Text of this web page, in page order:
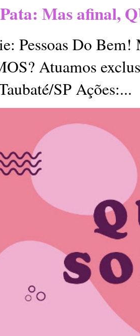
Mas afinal,
Pessoas Do
Atuamos
SP Ações:...